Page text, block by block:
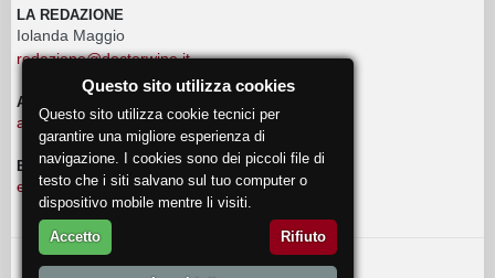
LA REDAZIONE
Iolanda Maggio
redazione@doctorwine.it
ADVERTISING
advertising@doctorwine.it
EVENTI
eventi@doctorwine.it
Questo sito utilizza cookies
Questo sito utilizza cookie tecnici per
garantire una migliore esperienza di
navigazione. I cookies sono dei piccoli file di
testo che i siti salvano sul tuo computer o
dispositivo mobile mentre li visiti.
Accetto Rifiuto